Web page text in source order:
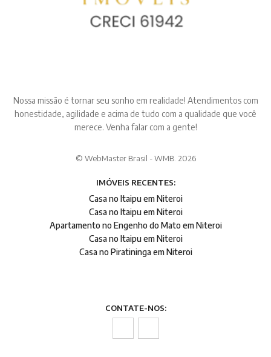
Nossa missão é tornar seu sonho em realidade! Atendimentos com
honestidade, agilidade e acima de tudo com a qualidade que você
merece. Venha falar com a gente!
© WebMaster Brasil - WMB. 2026
IMÓVEIS RECENTES:
Casa no Itaipu em Niteroi
Casa no Itaipu em Niteroi
Apartamento no Engenho do Mato em Niteroi
Casa no Itaipu em Niteroi
Casa no Piratininga em Niteroi
CONTATE-NOS: